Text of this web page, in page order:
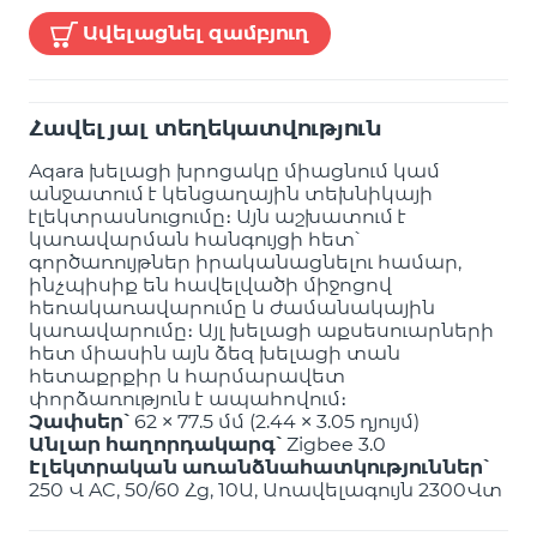
Ավելացնել զամբյուղ
Հավելյալ տեղեկատվություն
Aqara խելացի խրոցակը միացնում կամ
անջատում է կենցաղային տեխնիկայի
էլեկտրասնուցումը։ Այն աշխատում է
կառավարման հանգույցի հետ՝
գործառույթներ իրականացնելու համար,
ինչպիսիք են հավելվածի միջոցով
հեռակառավարումը և ժամանակային
կառավարումը։ Այլ խելացի աքսեսուարների
հետ միասին այն ձեզ խելացի տան
հետաքրքիր և հարմարավետ
փորձառություն է ապահովում։
Չափսեր՝ 62 × 77.5 մմ (2.44 × 3.05 դյույմ)
Անլար հաղորդակարգ՝ Zigbee 3.0
Էլեկտրական առանձնահատկություններ՝
250 Վ AC, 50/60 Հց, 10Ա, Առավելագույն 2300Վտ